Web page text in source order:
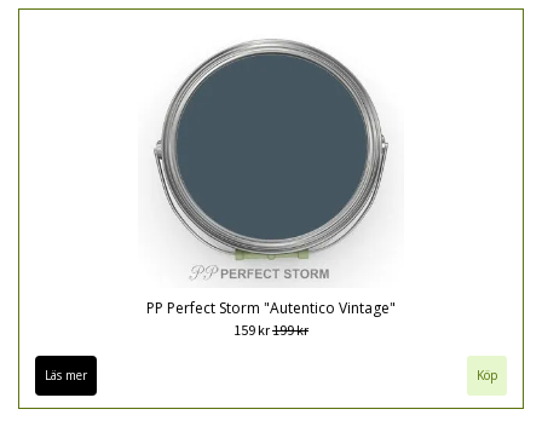
PP Perfect Storm "Autentico Vintage"
159 kr199 kr
Läs mer Köp